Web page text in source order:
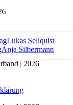
Lukas Sellquist
Anja Silbermann
| 2026